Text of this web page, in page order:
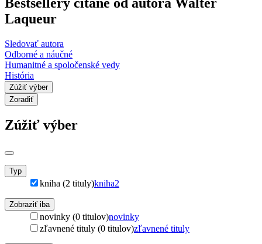
Laqueur
Sledovať autora
Odborné a náučné
Humanitné a spoločenské vedy
História
Zúžiť výber
Zoradiť
Zúžiť výber
Typ
kniha (2 tituly)kniha2
Zobraziť iba
novinky (0 titulov)novinky
zľavnené tituly (0 titulov)zľavnené tituly